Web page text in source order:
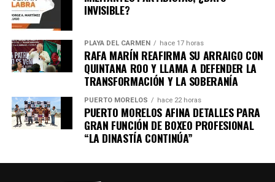
INVISIBLE?
PLAYA DEL CARMEN hace 17 horas
RAFA MARÍN REAFIRMA SU ARRAIGO CON
QUINTANA ROO Y LLAMA A DEFENDER LA
TRANSFORMACIÓN Y LA SOBERANÍA
PUERTO MORELOS hace 22 horas
PUERTO MORELOS AFINA DETALLES PARA
GRAN FUNCIÓN DE BOXEO PROFESIONAL
“LA DINASTÍA CONTINÚA”